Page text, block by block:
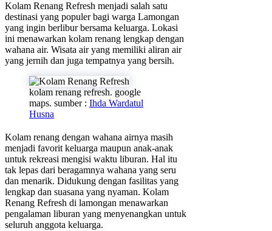
Kolam Renang Refresh menjadi salah satu
destinasi yang populer bagi warga Lamongan
yang ingin berlibur bersama keluarga. Lokasi
ini menawarkan kolam renang lengkap dengan
wahana air. Wisata air yang memiliki aliran air
yang jernih dan juga tempatnya yang bersih.
kolam renang refresh. google
maps. sumber : Ihda Wardatul
Husna
Kolam renang dengan wahana airnya masih
menjadi favorit keluarga maupun anak-anak
untuk rekreasi mengisi waktu liburan. Hal itu
tak lepas dari beragamnya wahana yang seru
dan menarik. Didukung dengan fasilitas yang
lengkap dan suasana yang nyaman. Kolam
Renang Refresh di lamongan menawarkan
pengalaman liburan yang menyenangkan untuk
seluruh anggota keluarga.